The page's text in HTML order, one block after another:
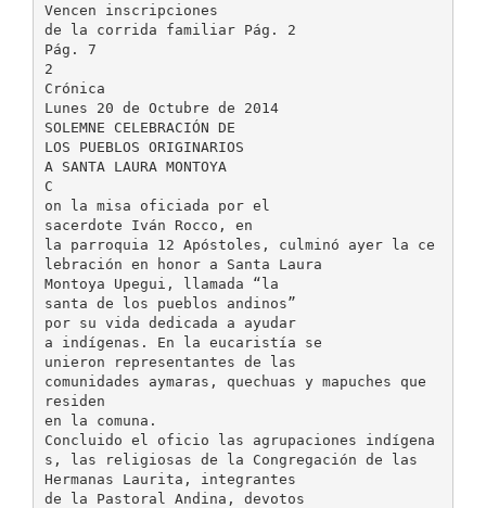
Vencen inscripciones
de la corrida familiar Pág. 2
Pág. 7
2
Crónica
Lunes 20 de Octubre de 2014
SOLEMNE CELEBRACIÓN DE
LOS PUEBLOS ORIGINARIOS
A SANTA LAURA MONTOYA
C
on la misa oficiada por el
sacerdote Iván Rocco, en
la parroquia 12 Apóstoles, culminó ayer la ce
lebración en honor a Santa Laura
Montoya Upegui, llamada “la
santa de los pueblos andinos”
por su vida dedicada a ayudar
a indígenas. En la eucaristía se
unieron representantes de las
comunidades aymaras, quechuas y mapuches que
residen
en la comuna.
Concluido el oficio las agrupaciones indígena
s, las religiosas de la Congregación de las
Hermanas Laurita, integrantes
de la Pastoral Andina, devotos